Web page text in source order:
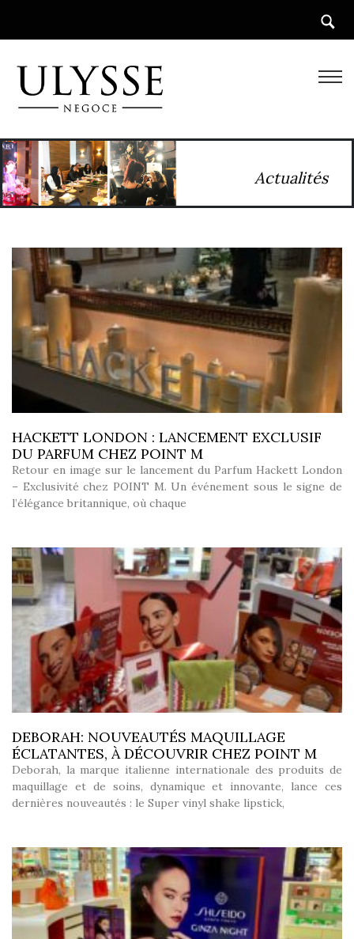
Actualités
HACKETT LONDON : LANCEMENT EXCLUSIF
DU PARFUM CHEZ POINT M
Retour en image sur le lancement du Parfum Hackett London
– Exclusivité chez POINT M. Un événement sous le signe de
l’élégance britannique, où chaque
DEBORAH: NOUVEAUTÉS MAQUILLAGE
ÉCLATANTES, À DÉCOUVRIR CHEZ POINT M
Deborah, la marque italienne internationale des produits de
maquillage et de soins, dynamique et innovante, lance ces
dernières nouveautés : le Super vinyl shake lipstick,